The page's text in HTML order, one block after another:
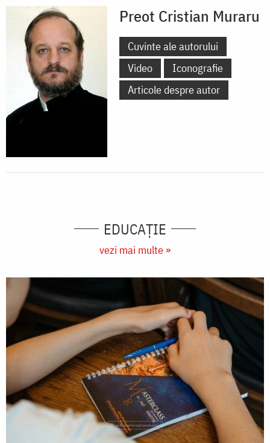
Preot Cristian Muraru
Cuvinte ale autorului
Video
Iconografie
Articole despre autor
EDUCAŢIE
vezi mai multe »